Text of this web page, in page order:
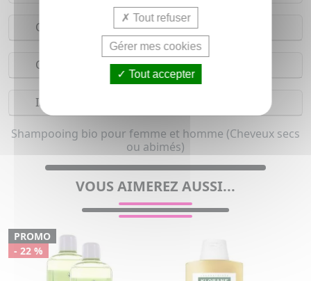
Conseils d'utilisation
Composition
Indications
Shampooing bio pour femme et homme (Cheveux secs
ou abimés)
VOUS AIMEREZ AUSSI...
PROMO
- 22 %
Tout refuser
Gérer mes cookies
Tout accepter